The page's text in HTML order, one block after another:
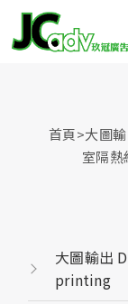
首頁>大圖
室隔
大圖輸出
printing